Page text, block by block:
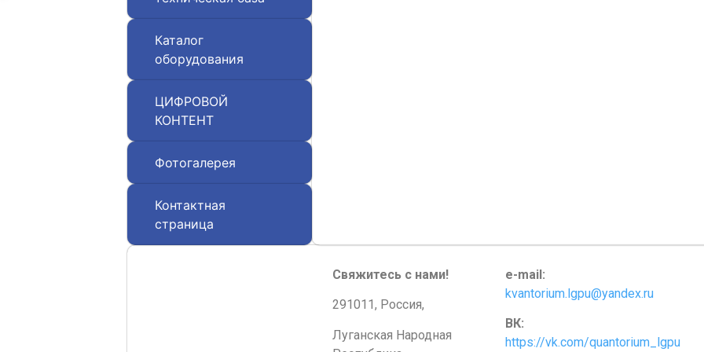
Каталог
оборудования
ЦИФРОВОЙ
КОНТЕНТ
Фотогалерея
Контактная
страница
Свяжитесь с нами!
291011, Россия,
Луганская Народная
e-mail:
kvantorium.lgpu@yandex.ru
ВК:
https://vk.com/quantorium_lgpu